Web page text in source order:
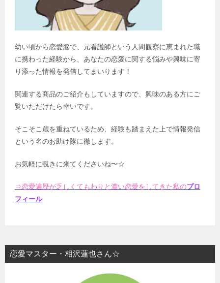
幼い頃から恋愛脳で、元看護師という人間観察に恵まれた職
に携わった経験から、あなたの恋愛に関する悩みや興味に寄
り添った情報を発信してまいります！
関連する商品のご紹介もしていますので、興味のある方にご
覧いただけたら幸いです。
そこそこ歳を重ねているため、経験も踏まえた上で情報発信
という名のお助け隊に徹します。
お気軽に覗きに来てくださいね〜☆
⇒恋愛遍歴が乏しくてもわりと濃い恋愛をしてきた私のプロ
フィール
恋愛マスター・相沢蓮也さん☆